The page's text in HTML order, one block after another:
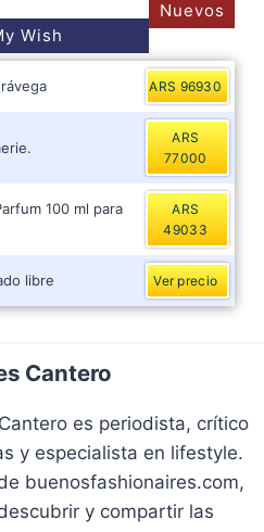
Wish
Nuevos
ARS 96930
ARS
77000
100 ml para
ARS
49033
libre Ver precio
Cantero
es periodista, crítico
y especialista en lifestyle.
buenosfashionaires.com,
y compartir las